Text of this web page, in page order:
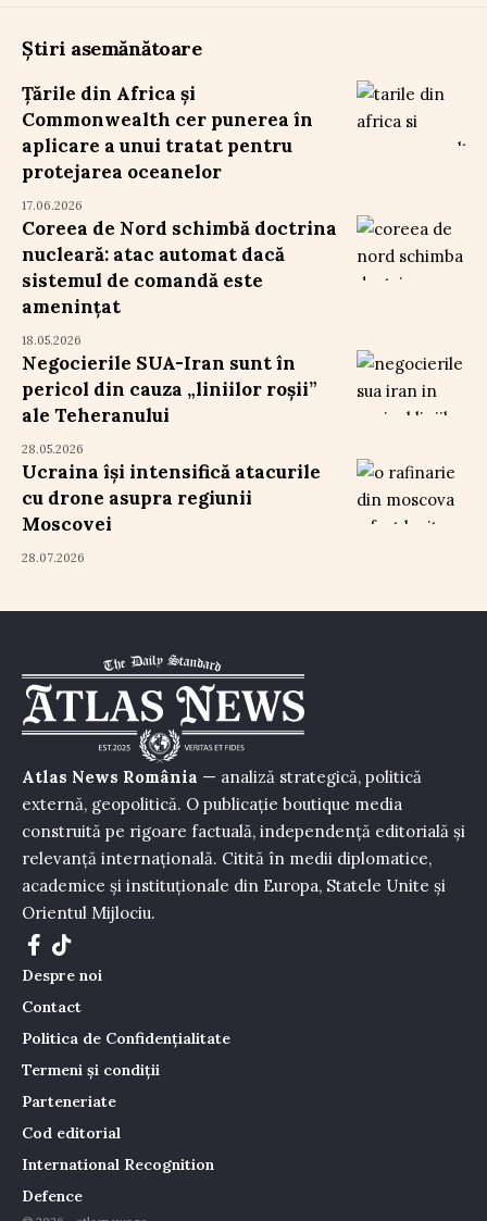
Știri asemănătoare
Țările din Africa și
Commonwealth cer punerea în
aplicare a unui tratat pentru
protejarea oceanelor
17.06.2026
Coreea de Nord schimbă doctrina
nucleară: atac automat dacă
sistemul de comandă este
amenințat
18.05.2026
Negocierile SUA-Iran sunt în
pericol din cauza „liniilor roșii”
ale Teheranului
28.05.2026
Ucraina își intensifică atacurile
cu drone asupra regiunii
Moscovei
28.07.2026
Atlas News România — analiză strategică, politică
externă, geopolitică. O publicație boutique media
construită pe rigoare factuală, independență editorială și
relevanță internațională. Citită în medii diplomatice,
academice și instituționale din Europa, Statele Unite și
Orientul Mijlociu.
Despre noi
Contact
Politica de Confidențialitate
Termeni și condiții
Parteneriate
Cod editorial
International Recognition
Defence